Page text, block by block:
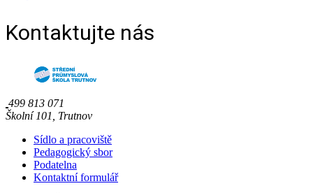
Kontaktujte nás
499 813 071
Školní 101, Trutnov
Sídlo a pracoviště
Pedagogický sbor
Podatelna
Kontaktní formulář